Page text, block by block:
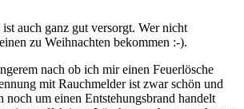
auch ganz gut versorgt. Wer nicht
zu Weihnachten bekommen :-).
nach ob ich mir einen Feuerlösche
mit Rauchmelder ist zwar schön und
noch um einen Entstehungsbrand handelt